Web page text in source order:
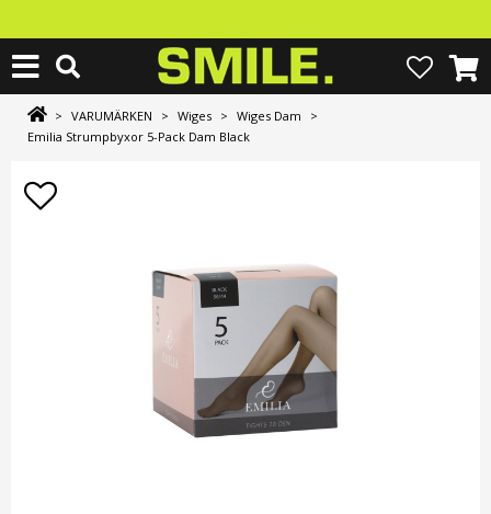
> VARUMÄRKEN > Wiges > Wiges Dam
>
Emilia Strumpbyxor 5-Pack Dam Black